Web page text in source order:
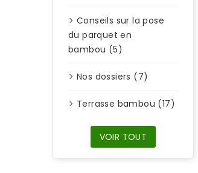
Conseils sur la pose
du parquet en
bambou (5)
Nos dossiers (7)
Terrasse bambou (17)
VOIR TOUT